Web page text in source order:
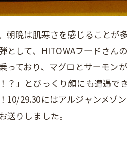
朝晩は肌寒さを感じることが
として、HITOWAフードさん
っており、マグロとサーモン
？」とびっくり顔にも遭遇で
10/29.30にはアルジャンメゾ
送りしました。